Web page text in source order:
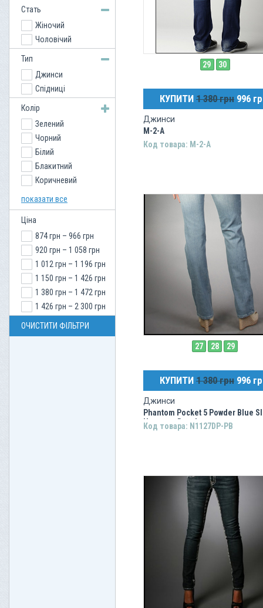
29 30
КУПИТИ 1 380 грн 996
Джинси
M-2-A
Код товара: M-2-A
27 28 29
КУПИТИ 1 380 грн 996
Джинси
Phantom Pocket 5 Powder Blue
Hermosa Beach
Код товара: N1127DP-PB
Стать
Жіночий
Чоловічий
Тип
Джинси
Спідниці
Колір
Зелений
Чорний
Білий
Блакитний
Коричневий
Синій
показати все
Ціна
874 грн – 966 грн
920 грн – 1 058 грн
1 012 грн – 1 196 грн
1 150 грн – 1 426 грн
1 380 грн – 1 472 грн
1 426 грн – 2 300 грн
ОЧИСТИТИ ФІЛЬТРИ